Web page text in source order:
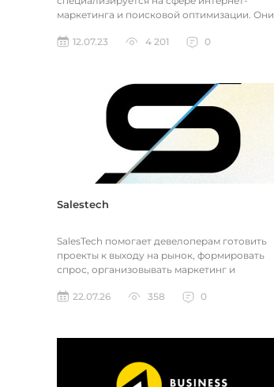
маркетинга и поисковой оптимизации. Они
12.07.23
4 201 0
Salestech
SalesTech помогает девелоперам готовить
проекты к выходу на рынок, формировать
спрос, организовывать маркетинг и
22.07.26
358 0